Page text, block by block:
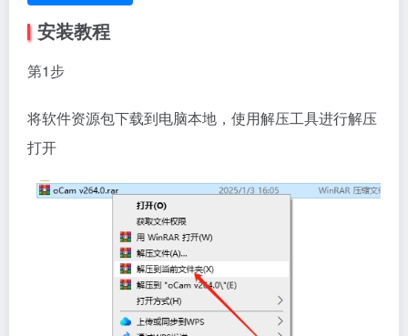
安装教程
第1步
将软件资源包下载到电脑本地，使用解压工具进行解压
打开